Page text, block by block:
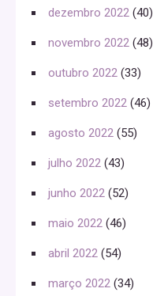
dezembro 2022 (40)
novembro 2022 (48)
outubro 2022 (33)
setembro 2022 (46)
agosto 2022 (55)
julho 2022 (43)
junho 2022 (52)
maio 2022 (46)
abril 2022 (54)
março 2022 (34)